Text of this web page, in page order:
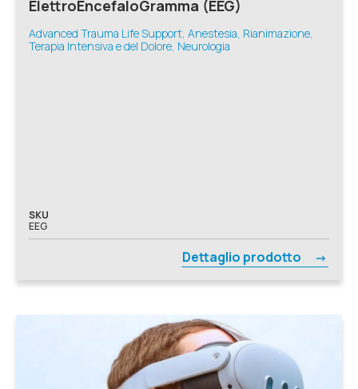
ElettroEncefaloGramma (EEG)
Advanced Trauma Life Support, Anestesia, Rianimazione,
Terapia Intensiva e del Dolore, Neurologia
SKU
EEG
Dettaglio prodotto